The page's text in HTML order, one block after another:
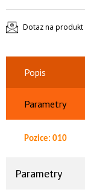
Dotaz na produkt
Popis
Parametry
Pozice: 010
Parametry